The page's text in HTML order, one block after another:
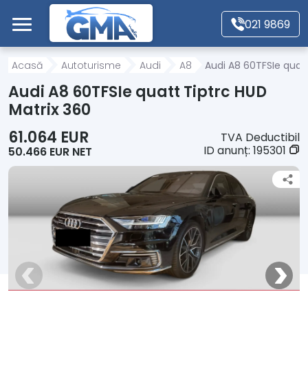
Mergi direct la conținutul principal
021 9869
Acasă
Autoturisme
Motociclete
Alte tipuri vehicule
Despre Noi
Acasă Autoturisme Audi A8 Audi A8 60TFSIe
Audi A8 60TFSIe quatt Tiptrc HUD
Matrix 360
61.064 EUR
50.466 EUR NET
TVA Deductibil
ID anunț: 195301